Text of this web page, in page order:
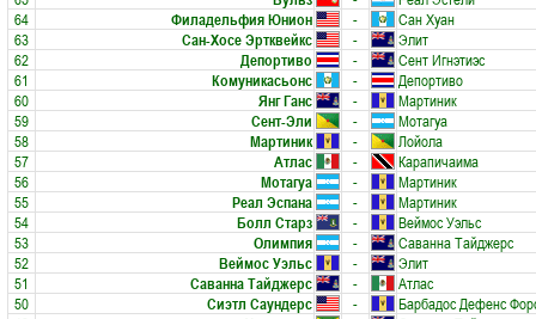
64
Филадельфия Юнион -
Сан Хуан
63
Сан-Хосе Эртквейкс -
Элит
62
Депортиво -
Сент Игнэтиэс
61
Комуникасьонс -
Депортиво
60
Янг Ганс -
Мартиник
59
Сент-Эли -
Мотагуа
58
Мартиник -
Лойола
57
Атлас -
Карапичаима
56
Мотагуа -
Мартиник
55
Реал Эспана -
Мартиник
54
Болл Старз -
Веймос Уэльс
53
Олимпия -
Саванна Тайджерс
52
Веймос Уэльс -
Элит
51
Саванна Тайджерс -
Атлас
50
Сиэтл Саундерс -
Барбадос Дефенс